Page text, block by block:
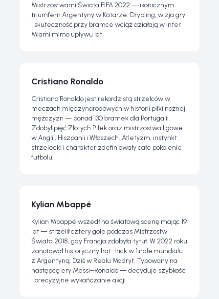
Mistrzostwami Świata FIFA 2022 — ikonicznym
triumfem Argentyny w Katarze. Drybling, wizja gry
i skuteczność przy bramce wciąż działają w Inter
Miami mimo upływu lat.
Cristiano Ronaldo
Cristiano Ronaldo jest rekordzistą strzelców w
meczach międzynarodowych w historii piłki nożnej
mężczyzn — ponad 130 bramek dla Portugalii.
Zdobył pięć Złotych Piłek oraz mistrzostwa ligowe
w Anglii, Hiszpanii i Włoszech. Atletyzm, instynkt
strzelecki i charakter zdefiniowały całe pokolenie
futbolu.
Kylian Mbappé
Kylian Mbappé wszedł na światową scenę mając 19
lat — strzelił cztery gole podczas Mistrzostw
Świata 2018, gdy Francja zdobyła tytuł. W 2022 roku
zanotował historyczny hat-trick w finale mundialu
z Argentyną. Dziś w Realu Madryt. Typowany na
następcę ery Messi–Ronaldo — decyduje szybkość
i precyzyjne wykańczanie akcji.